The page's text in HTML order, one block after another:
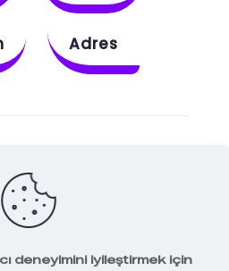
Adres
Behance
Facebook
deneyimini iyileştirmek için